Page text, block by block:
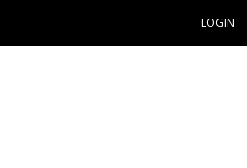
LOGIN